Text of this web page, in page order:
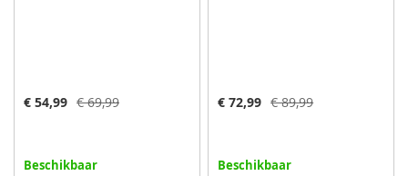
Speciale
€ 54,99 € 69,99
Beschikbaar
Speciale
€ 72,99 € 89,99
Beschikbaar